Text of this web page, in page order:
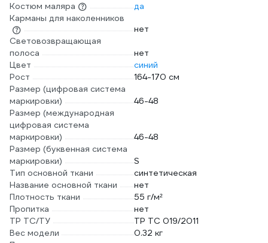
Костюм маляра
да
Карманы для наколенников
нет
Световозвращающая
полоса
нет
Цвет
синий
Рост
164-170 см
Размер (цифровая система
маркировки)
46-48
Размер (международная
цифровая система
маркировки)
46-48
Размер (буквенная система
маркировки)
S
Тип основной ткани
синтетическая
Название основной ткани
нет
Плотность ткани
55 г/м²
Пропитка
нет
ТР ТС/ТУ
ТР ТС 019/2011
Вес модели
0.32 кг